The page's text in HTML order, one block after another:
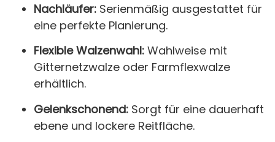
Nachläufer: Serienmäßig ausgestattet für
eine perfekte Planierung.
Flexible Walzenwahl: Wahlweise mit
Gitternetzwalze oder Farmflexwalze
erhältlich.
Gelenkschonend: Sorgt für eine dauerhaft
ebene und lockere Reitfläche.